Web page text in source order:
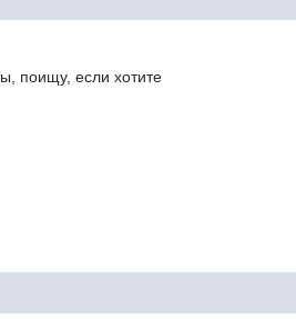
поищу, если хотите